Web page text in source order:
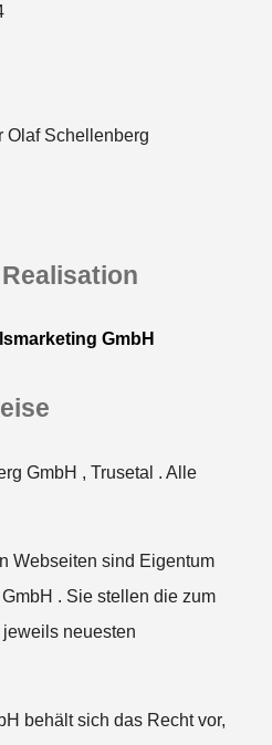
Olaf Schellenberg
GmbH
GmbH , Trusetal . Alle
Webseiten sind Eigentum
. Sie stellen die zum
neuesten
behält sich das Recht vor,